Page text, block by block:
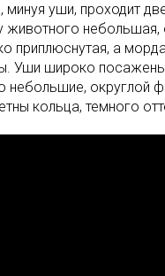
минуя уши, проходит
животного небольшая,
приплюснутая, а
Уши широко
небольшие, округлой
кольца, темного